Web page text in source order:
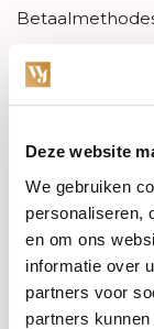
Deze website
We gebruiken
personaliseren,
en om ons
informatie over
partners voor
partners
Sitemap
Categorieën
Horloges
Juwelen
Trouwringen